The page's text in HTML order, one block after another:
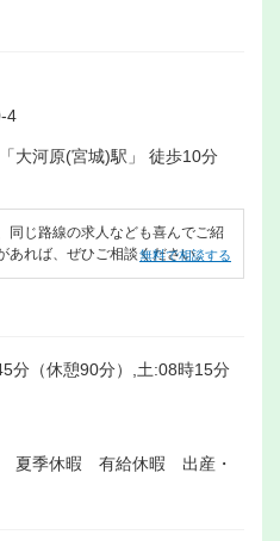
4
大河原(宮城)駅」 徒歩10分
同じ路線の求人なども喜んでご紹
あれば、ぜひご相談ください。
無料で相談する
分（休憩90分）,土:08時15分
季休暇 有給休暇 出産・